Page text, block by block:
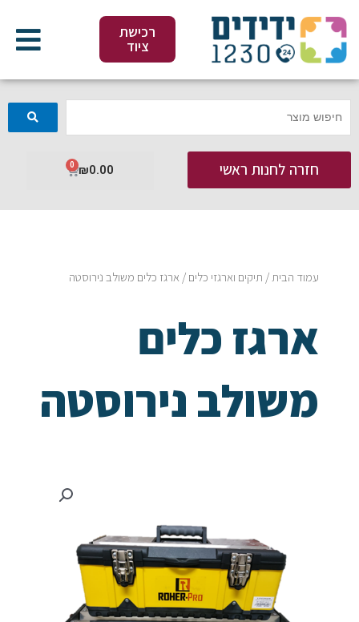
לתוכן
רכישת
ציוד
חזרה לחנות ראשי ₪0.00
0 עגלת
עמוד הבית / תיקים וארגזי כלים / ארגז כלים משולב נירוסטה
ארגז כלים
משולב נירוסטה